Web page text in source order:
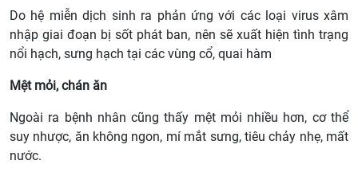
Do hệ miễn dịch sinh ra phản ứng với các loại virus xâm
nhập giai đoạn bị sốt phát ban, nên sẽ xuất hiện tình trạng
nổi hạch, sưng hạch tại các vùng cổ, quai hàm
Mệt mỏi, chán ăn
Ngoài ra bệnh nhân cũng thấy mệt mỏi nhiều hơn, cơ thể
suy nhược, ăn không ngon, mí mắt sưng, tiêu chảy nhẹ, mất
nước.